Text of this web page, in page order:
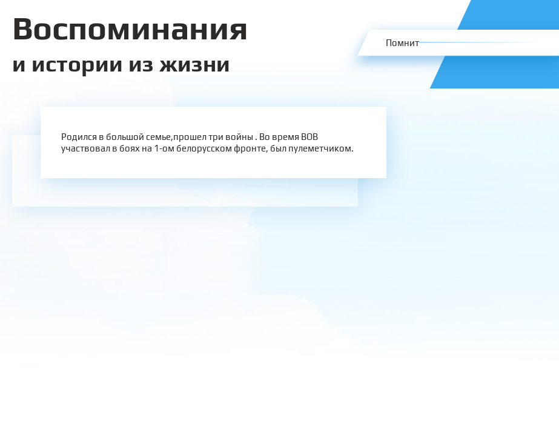
Воспоминания
и истории из жизни
Помнит
Родился в большой семье,прошел три войны . Во время ВОВ
участвовал в боях на 1-ом белорусском фронте, был пулеметчиком.